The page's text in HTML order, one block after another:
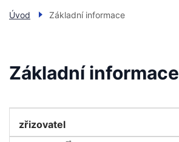
Úvod Základní informace
Základní informace
zřizovatel